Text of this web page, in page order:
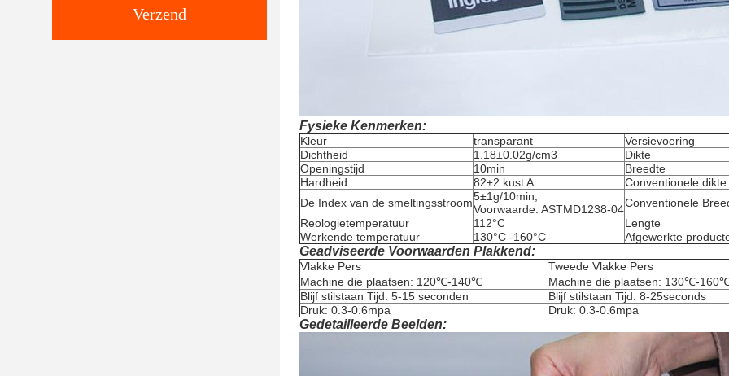
Verzend
Fysieke Kenmerken:
Kleur transparant
Versievoering
Dichtheid
1.18±0.02g/cm3
Dikte
Openingstijd
10min
Breedte
Hardheid
82±2 kust A
Conventionele dikte
De Index van de smeltingsstroom5±1g/10min;
Voorwaarde: ASTMD1238-04Conventionele
Reologietemperatuur
112°C
Lengte
Werkende temperatuur
130°C -160°C Afgewerkte
Geadviseerde Voorwaarden Plakkend:
Vlakke Pers
Tweede Vlakke Pers
Machine die plaatsen: 120℃-140℃
Machine die plaatsen: 130℃-
Blijf stilstaan Tijd: 5-15 seconden
Blijf stilstaan Tijd: 8-25seconds
Druk: 0.3-0.6mpa
Druk: 0.3-0.6mpa
Gedetailleerde Beelden: